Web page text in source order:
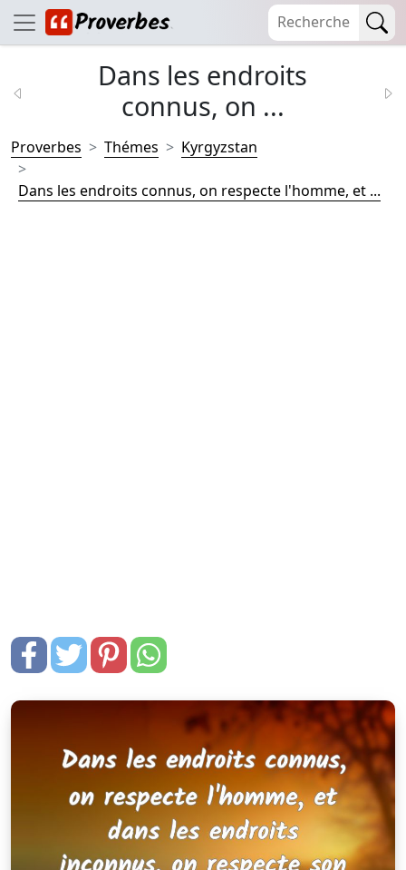
Dans les endroits
connus, on ...
Proverbes Thémes Kyrgyzstan
Dans les endroits connus, on respecte l'homme, et ...